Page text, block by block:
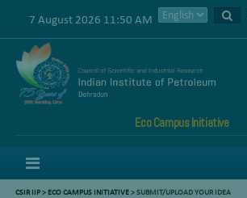
7 August 2026 11:50 AM
Eco Campus Initiative
CSIR IIP> ECO CAMPUS INITIATIVE> SUBMIT/UPLOAD YOUR IDEA